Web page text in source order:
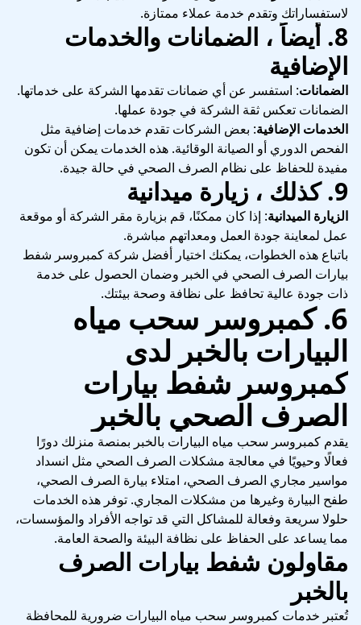
لاستفساراتك وتقدم خدمة عملاء ممتازة.
8. أيضاً ، الضمانات والخدمات
الإضافية
الضمانات: استفسر عن أي ضمانات تقدمها الشركة على خدماتها.
الضمانات تعكس ثقة الشركة في جودة عملها.
الخدمات الإضافية: بعض الشركات تقدم خدمات إضافية مثل
الفحص الدوري أو الصيانة الوقائية. هذه الخدمات يمكن أن تكون
مفيدة للحفاظ على نظام الصرف الصحي في حالة جيدة.
9. كذلك ، زيارة ميدانية
الزيارة الميدانية: إذا كان ممكنًا، قم بزيارة مقر الشركة أو موقعة
عمل لمعاينة جودة العمل ومعداتهم مباشرة.
باتباع هذه الخطوات، يمكنك اختيار أفضل شركة كمبروسر شفط
بيارات الصرف الصحي في الخبر وضمان الحصول على خدمة
ذات جودة عالية تحافظ على نظافة وصحة بيئتك.
6. كمبروسر سحب مياه
البيارات بالخبر لدى
كمبروسر شفط بيارات
الصرف الصحي بالخبر
يقدم كمبروسر سحب مياه البيارات بالخبر بمنصة منزلك دورًا
فعالًا وحيويًا في معالجة مشكلات الصرف الصحي مثل انسداد
مواسير مجاري الصرف الصحي، امتلاء بيارة الصرف الصحي،
طفح البيارة وغيرها من مشكلات المجاري. توفر هذه الخدمات
حلولا سريعة وفعالة للمشاكل التي قد تواجه الأفراد والمؤسسات،
مما يساعد على الحفاظ على نظافة البيئة والصحة العامة.
مقاولون شفط بيارات الصرف
بالخبر
تُعتبر خدمات كمبروسر سحب مياه البيارات ضرورية للمحافظة